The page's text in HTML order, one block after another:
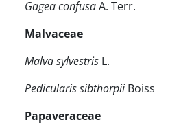
Gagea confusaA. Terr.
Malvaceae
Malva sylvestris L.
Pedicularissibthorpii Boiss
Papaveraceae